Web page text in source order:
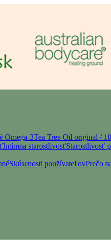
Omega-3Tea Tree Oil original /
Intímna starostlivosťStarostlivosť
Skúsenosti používateľovPrečo